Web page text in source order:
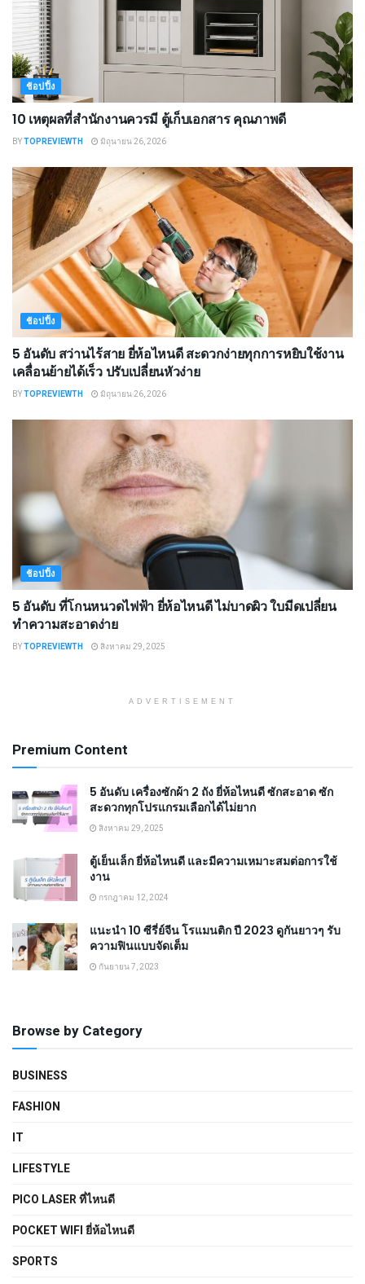
ช้อปปิ้ง
10 เหตุผลที่สำนักงานควรมี ตู้เก็บเอกสาร คุณภาพดี
BYTOPREVIEWTH มิถุนายน 26, 2026
ช้อปปิ้ง
5 อันดับ สว่านไร้สาย ยี่ห้อไหนดี สะดวกง่ายทุกการหยิบใช้งาน
เคลื่อนย้ายได้เร็ว ปรับเปลี่ยนหัวง่าย
BYTOPREVIEWTH มิถุนายน 26, 2026
ช้อปปิ้ง
5 อันดับ ที่โกนหนวดไฟฟ้า ยี่ห้อไหนดี ไม่บาดผิว ใบมีดเปลี่ยน
ทำความสะอาดง่าย
BYTOPREVIEWTH สิงหาคม 29, 2025
ADVERTISEMENT
Premium Content
5 อันดับ เครื่องซักผ้า 2 ถัง ยี่ห้อไหนดี ซักสะอาด ซัก
สะดวกทุกโปรแกรมเลือกได้ไม่ยาก
สิงหาคม 29, 2025
ตู้เย็นเล็ก ยี่ห้อไหนดี และมีความเหมาะสมต่อการใช้
งาน
กรกฎาคม 12, 2024
แนะนำ 10 ซีรี่ย์จีน โรแมนติก ปี 2023 ดูกันยาวๆ รับ
ความฟินแบบจัดเต็ม
กันยายน 7, 2023
Browse by Category
BUSINESS
FASHION
IT
LIFESTYLE
PICO LASER ที่ไหนดี
POCKET WIFI ยี่ห้อไหนดี
SPORTS